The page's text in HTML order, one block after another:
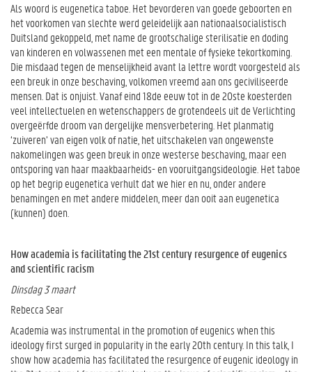
Als woord is eugenetica taboe. Het bevorderen van goede geboorten en
het voorkomen van slechte werd geleidelijk aan nationaalsocialistisch
Duitsland gekoppeld, met name de grootschalige sterilisatie en doding
van kinderen en volwassenen met een mentale of fysieke tekortkoming.
Die misdaad tegen de menselijkheid avant la lettre wordt voorgesteld als
een breuk in onze beschaving, volkomen vreemd aan ons geciviliseerde
mensen. Dat is onjuist. Vanaf eind 18de eeuw tot in de 20ste koesterden
veel intellectuelen en wetenschappers de grotendeels uit de Verlichting
overgeërfde droom van dergelijke mensverbetering. Het planmatig
‘zuiveren’ van eigen volk of natie, het uitschakelen van ongewenste
nakomelingen was geen breuk in onze westerse beschaving, maar een
ontsporing van haar maakbaarheids- en vooruitgangsideologie. Het taboe
op het begrip eugenetica verhult dat we hier en nu, onder andere
benamingen en met andere middelen, meer dan ooit aan eugenetica
(kunnen) doen.
How academia is facilitating the 21st century resurgence of eugenics
and scientific racism
Dinsdag 3 maart
Rebecca Sear
Academia was instrumental in the promotion of eugenics when this
ideology first surged in popularity in the early 20th century. In this talk, I
show how academia has facilitated the resurgence of eugenic ideology in